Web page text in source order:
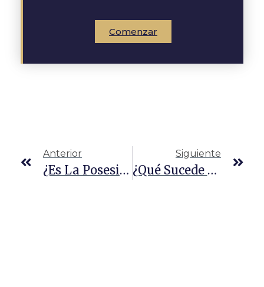
Comenzar
Anterior
¿Es La Posesión De Marihuana Un Delito Federal?
Siguiente
¿Qué Sucede Si Usted Consigue Un DWI Con Una Licencia CDL En Texas?